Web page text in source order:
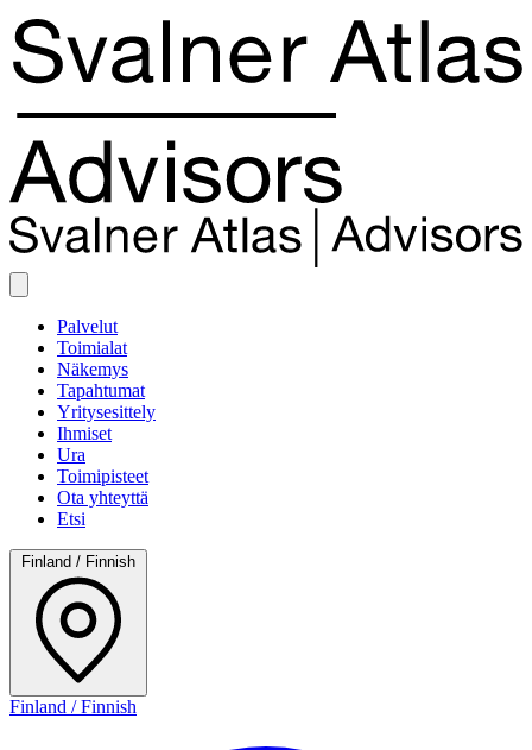
Palvelut
Toimialat
Näkemys
Tapahtumat
Yritysesittely
Ihmiset
Ura
Toimipisteet
Ota yhteyttä
Etsi
Finland / Finnish
Finland / Finnish